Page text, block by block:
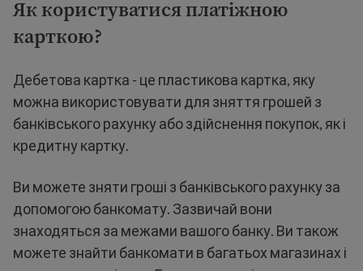
Як користуватися платіжною
карткою?
Дебетова картка - це пластикова картка, яку
можна використовувати для зняття грошей з
банківського рахунку або здійснення покупок, як і
кредитну картку.
Ви можете зняти гроші з банківського рахунку за
допомогою банкомату. Зазвичай вони
знаходяться за межами вашого банку. Ви також
можете знайти банкомати в багатьох магазинах і